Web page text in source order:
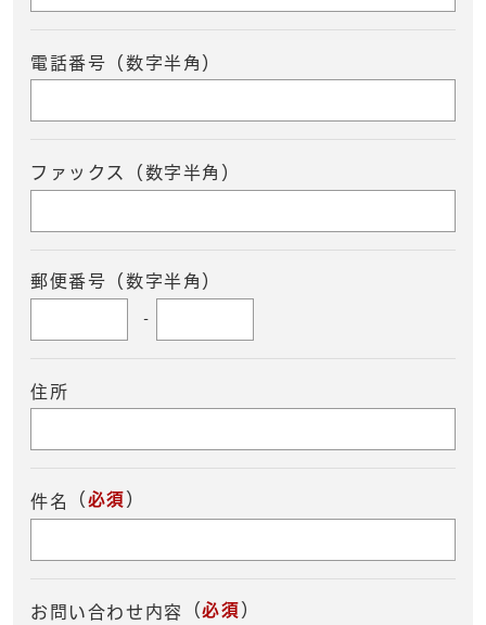
電話番号（数字半角）
ファックス（数字半角）
郵便番号（数字半角）
-
住所
件名 （ 必須 ）
お問い合わせ内容 （必須 ）